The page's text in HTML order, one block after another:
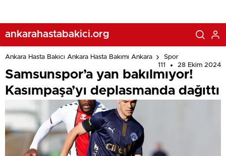
ankarahastabakici.org
Ankara Hasta Bakıcı Ankara Hasta Bakımı Ankara
Spor
111
28 Ekim 2024
Samsunspor’a yan bakılmıyor!
Kasımpaşa’yı deplasmanda dağıttı